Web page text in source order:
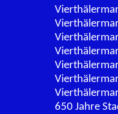
650 Jahre